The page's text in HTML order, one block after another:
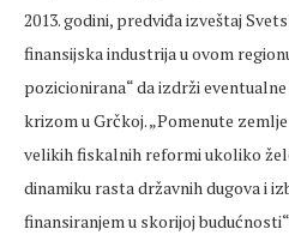
2013. godini, predviđa izveštaj
finansijska industrija u ovom
pozicionirana“ da izdrži
krizom u Grčkoj. „Pomenute
velikih fiskalnih reformi ukoliko
dinamiku rasta državnih dugova i
finansiranjem u skorijoj